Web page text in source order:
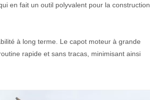
en fait un outil polyvalent pour la construction,
à long terme. Le capot moteur à grande
rapide et sans tracas, minimisant ainsi